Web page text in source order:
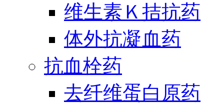
维生素Ｋ拮抗药
体外抗凝血药
抗血栓药
去纤维蛋白原药